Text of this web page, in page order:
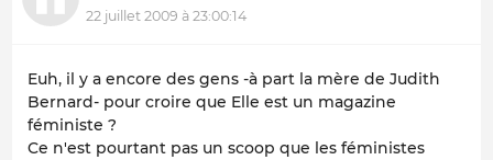
22 juillet 2009 à 23:00:14
Euh, il y a encore des gens -à part la mère de Judith
Bernard- pour croire que Elle est un magazine
féministe ?
Ce n'est pourtant pas un scoop que les féministes